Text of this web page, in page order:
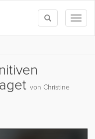
Toggle
search
von Christine